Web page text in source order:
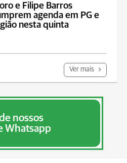
e Filipe Barros
agenda em PG e
nesta quinta
Ver mais
nossos
Whatsapp